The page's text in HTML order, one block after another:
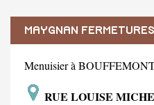
MAYGNAN FERMETURES
Menuisier à
RUE LOUISE